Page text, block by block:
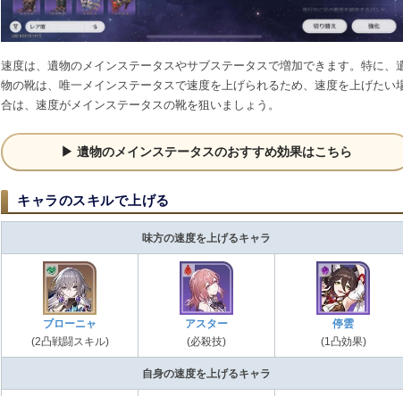
速度は、遺物のメインステータスやサブステータスで増加できます。特に、
物の靴は、唯一メインステータスで速度を上げられるため、速度を上げたい
合は、速度がメインステータスの靴を狙いましょう。
遺物のメインステータスのおすすめ効果はこちら
キャラのスキルで上げる
味方の速度を上げるキャラ
ブローニャ
(2凸戦闘スキル)
アスター
(必殺技)
停雲
(1凸効果)
自身の速度を上げるキャラ